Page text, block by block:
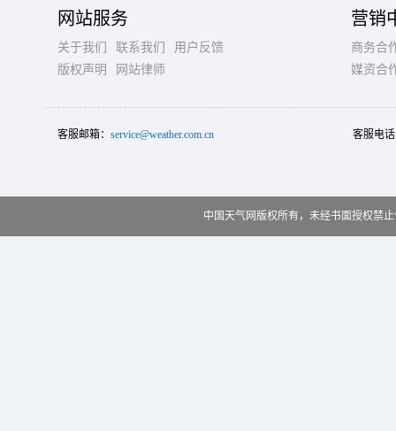
网站服务
关于我们 联系我们
用户反馈
版权声明
网站律师
营销
商务合
媒资合
客服邮箱： service@weather.com.cn 客服电
中国天气网版权所有，未经书面授权